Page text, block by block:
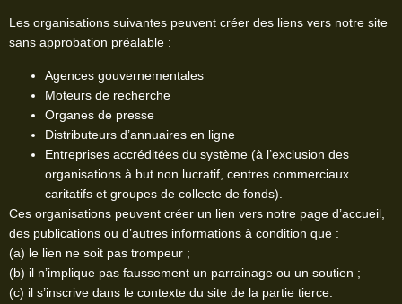
Les organisations suivantes peuvent créer des liens vers notre site
sans approbation préalable :
Agences gouvernementales
Moteurs de recherche
Organes de presse
Distributeurs d’annuaires en ligne
Entreprises accréditées du système (à l’exclusion des
organisations à but non lucratif, centres commerciaux
caritatifs et groupes de collecte de fonds).
Ces organisations peuvent créer un lien vers notre page d’accueil,
des publications ou d’autres informations à condition que :
(a) le lien ne soit pas trompeur ;
(b) il n’implique pas faussement un parrainage ou un soutien ;
(c) il s’inscrive dans le contexte du site de la partie tierce.